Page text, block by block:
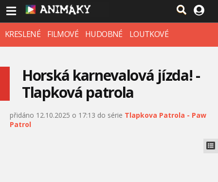
KRESLENÉ FILMOVÉ HUDOBNÉ LOUTKOVÉ
Horská karnevalová jízda! -
Tlapková patrola
přidáno 12.10.2025 o 17:13 do série Tlapkova Patrola - Paw
Patrol